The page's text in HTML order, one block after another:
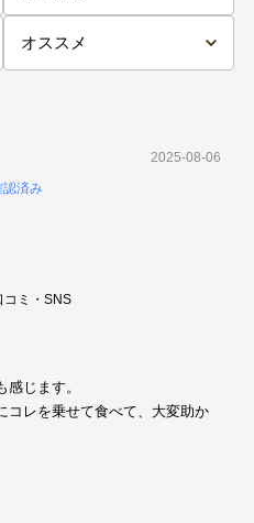
認済み
2025-08-06
コミ・SNS
じます。
コレを乗せて食べて、大変助か